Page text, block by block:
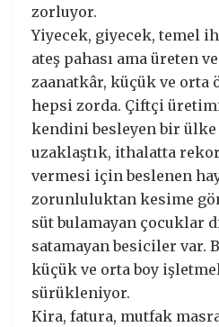
zorluyor.
Yiyecek, giyecek, temel
ateş pahası ama üreten
zaanatkâr, küçük ve
hepsi zorda. Çiftçi
kendini besleyen bir
uzaklaştık, ithalatta
vermesi için beslenen
zorunluluktan kesime
süt bulamayan çocuklar
satamayan besiciler var.
küçük ve orta boy
sürükleniyor.
Kira, fatura, mutfak